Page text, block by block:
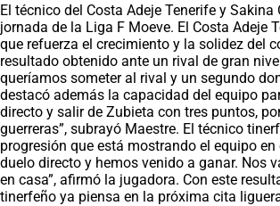
El técnico del Costa Adeje Tenerife y
jornada de la Liga F Moeve. El Costa Adeje
que refuerza el crecimiento y la solidez del
resultado obtenido ante un rival de gran
queríamos someter al rival y un segundo
destacó además la capacidad del equipo
directo y salir de Zubieta con tres puntos,
guerreras”, subrayó Maestre. El técnico
progresión que está mostrando el equipo
duelo directo y hemos venido a ganar. Nos
en casa”, afirmó la jugadora. Con este
tinerfeño ya piensa en la próxima cita